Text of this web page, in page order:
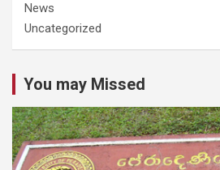
News
Uncategorized
You may Missed